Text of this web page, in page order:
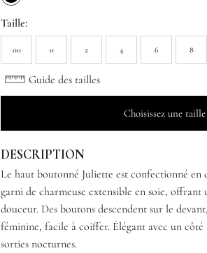
Taille:
00 0 2 4 6 8
Guide des tailles
Choisissez une taille
DESCRIPTION
Le haut boutonné Juliette est confectionné
garni de charmeuse extensible en soie,
douceur. Des boutons descendent sur le
féminine, facile à coiffer. Élégant avec un
sorties nocturnes.